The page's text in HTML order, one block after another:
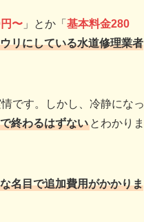
〜 」とか「 基本料金280
リにしている水道修理業者
です。しかし、冷静になっ
終わるはずない とわかりま
名目で追加費用がかかりま